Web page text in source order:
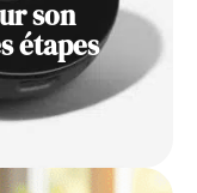
son
étapes